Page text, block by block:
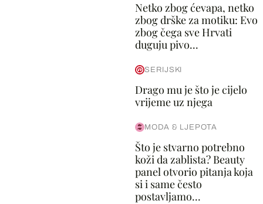
Netko zbog ćevapa, netko
zbog drške za motiku: Evo
zbog čega sve Hrvati
duguju pivo...
SERIJSKI
Drago mu je što je cijelo
vrijeme uz njega
MODA & LJEPOTA
Što je stvarno potrebno
koži da zablista? Beauty
panel otvorio pitanja koja
si i same često
postavljamo...